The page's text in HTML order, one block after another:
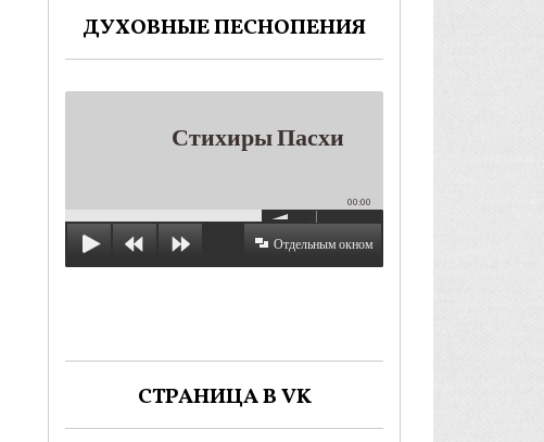
ДУХОВНЫЕ ПЕСНОПЕНИЯ
Стихиры Пасхи
00:00
Отдельным окном
СТРАНИЦА В VK